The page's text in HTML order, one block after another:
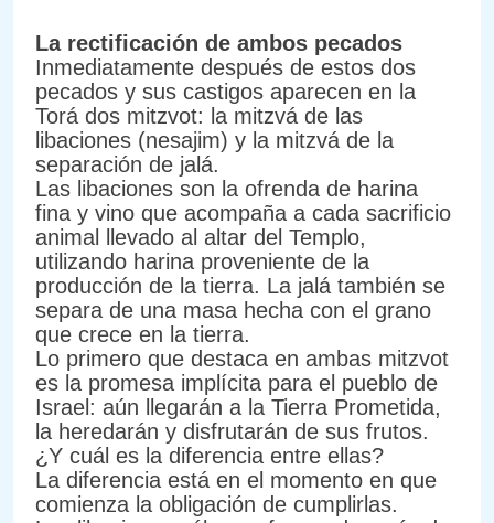
La rectificación de ambos pecados
Inmediatamente después de estos dos
pecados y sus castigos aparecen en la
Torá dos mitzvot: la mitzvá de las
libaciones (nesajim) y la mitzvá de la
separación de jalá.
Las libaciones son la ofrenda de harina
fina y vino que acompaña a cada sacrificio
animal llevado al altar del Templo,
utilizando harina proveniente de la
producción de la tierra. La jalá también se
separa de una masa hecha con el grano
que crece en la tierra.
Lo primero que destaca en ambas mitzvot
es la promesa implícita para el pueblo de
Israel: aún llegarán a la Tierra Prometida,
la heredarán y disfrutarán de sus frutos.
¿Y cuál es la diferencia entre ellas?
La diferencia está en el momento en que
comienza la obligación de cumplirlas.